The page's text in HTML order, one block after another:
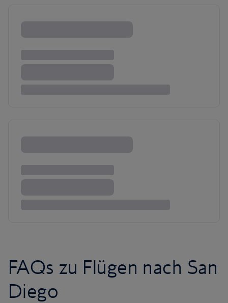
FAQs zu Flügen nach San
Diego